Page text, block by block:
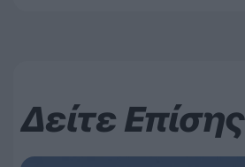
Δείτε Επίσης